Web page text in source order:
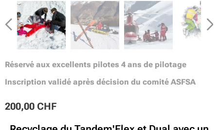
Réservé aux excellents pilotes 4 ans de pilotage
Inscription validé après décision du comité ASFSA
200,00 CHF